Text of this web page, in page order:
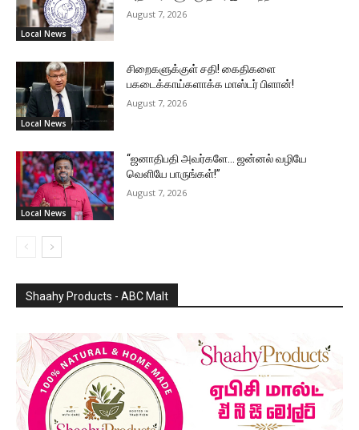
Local News
August 7, 2026
Local News
சிறைகளுக்குள் சதி! கைதிகளை
பகடைக்காய்களாக்க மாஸ்டர் பிளான்!
August 7, 2026
Local News
“ஜனாதிபதி அவர்களே… ஜன்னல் வழியே
வெளியே பாருங்கள்!”
August 7, 2026
Shaahy Products - ABC Malt